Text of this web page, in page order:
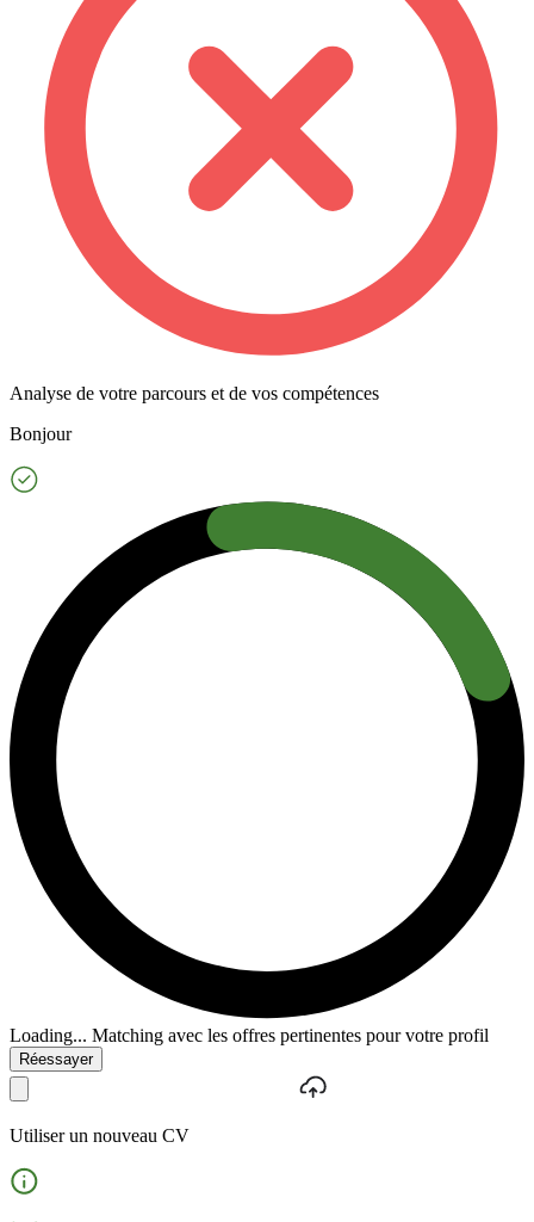
Analyse de votre parcours et de vos compétences
Bonjour
Loading... Matching avec les offres pertinentes pour votre profil
Réessayer
Utiliser un nouveau CV